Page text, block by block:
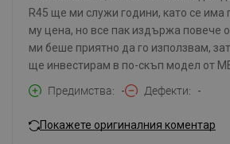
R45 ще ми служи години, като се има
му цена, но все пак издържа повече
ми беше приятно да го използвам,
ще инвестирам в по-скъп модел от
Предимства
- Дефекти -
Покажете оригиналния коментар